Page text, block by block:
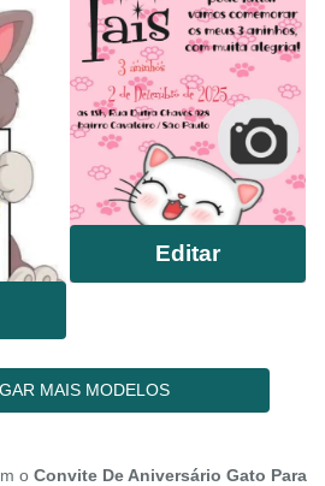
Editar
MAIS MODELOS
o Convite De Aniversário Gato Para